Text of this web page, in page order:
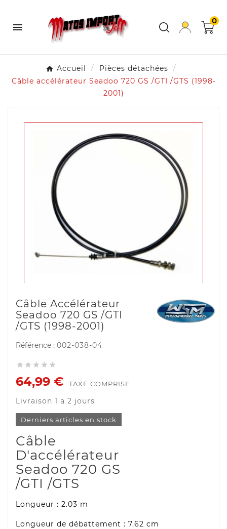

0
Accueil
Pièces détachées
Câble accélérateur Seadoo 720 GS /GTI /GTS (1998-
2001)
Câble Accélérateur
Seadoo 720 GS /GTI
/GTS (1998-2001)
Référence : 002-038-04
    
64,99 € TAXE COMPRISE
Livraison 1 a 2 jours
Derniers articles en stock
Câble
D'accélérateur
Seadoo 720 GS
/GTI /GTS
Longueur : 2.03 m
Longueur de débattement : 7.62 cm